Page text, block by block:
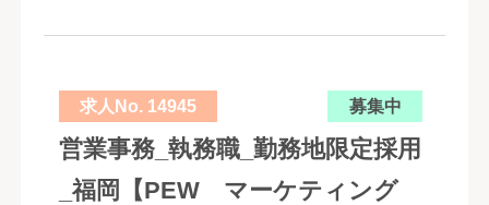
求人No. 14945 募集中
営業事務_執務職_勤務地限定採用
_福岡【PEW マーケティング